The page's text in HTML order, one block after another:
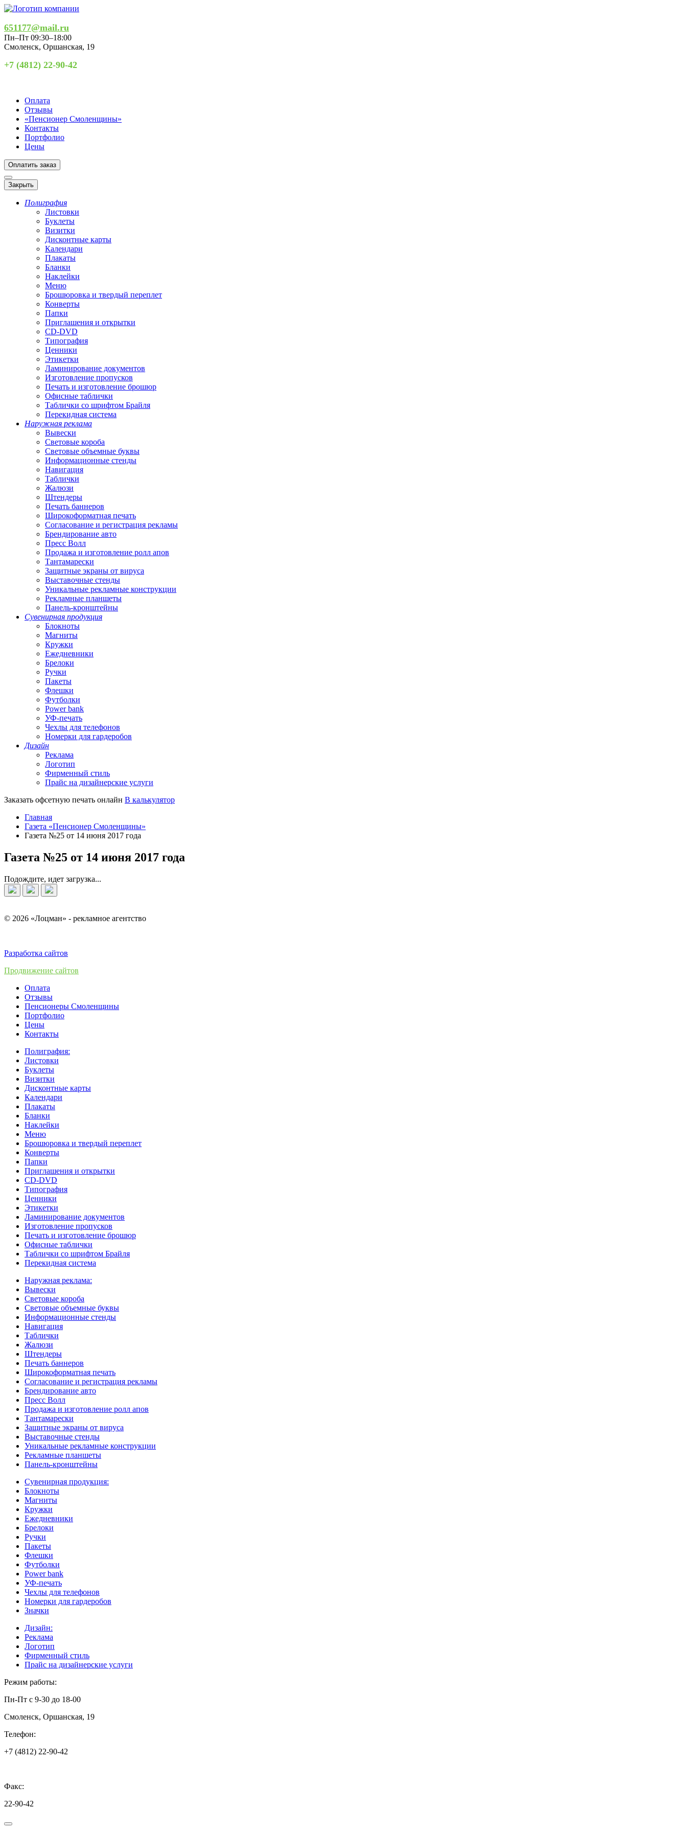
651177@mail.ru
Пн–Пт 09:30–18:00
Смоленск, Оршанская, 19
+7 (4812) 22-90-42
Оплата
Отзывы
«Пенсионер Смоленщины»
Контакты
Портфолио
Цены
Оплатить заказ
Закрыть
Полиграфия
Листовки
Буклеты
Визитки
Дисконтные карты
Календари
Плакаты
Бланки
Наклейки
Меню
Брошюровка и твердый переплет
Конверты
Папки
Приглашения и открытки
CD-DVD
Типография
Ценники
Этикетки
Ламинирование документов
Изготовление пропусков
Печать и изготовление брошюр
Офисные таблички
Таблички со шрифтом Брайля
Перекидная система
Наружная реклама
Вывески
Световые короба
Световые объемные буквы
Информационные стенды
Навигация
Таблички
Жалюзи
Штендеры
Печать баннеров
Широкоформатная печать
Согласование и регистрация рекламы
Брендирование авто
Пресс Волл
Продажа и изготовление ролл апов
Тантамарески
Защитные экраны от вируса
Выставочные стенды
Уникальные рекламные конструкции
Рекламные планшеты
Панель-кронштейны
Сувенирная продукция
Блокноты
Магниты
Кружки
Ежедневники
Брелоки
Ручки
Пакеты
Флешки
Футболки
Power bank
УФ-печать
Чехлы для телефонов
Номерки для гардеробов
Дизайн
Реклама
Логотип
Фирменный стиль
Прайс на дизайнерские услуги
Заказать офсетную печать онлайн В калькулятор
Главная
Газета «Пенсионер Смоленщины»
Газета №25 от 14 июня 2017 года
Газета №25 от 14 июня 2017 года
Подождите, идет загрузка...
© 2026 «Лоцман» - рекламное агентство
Разработка сайтов
Продвижение сайтов
Оплата
Отзывы
Пенсионеры Смоленщины
Портфолио
Цены
Контакты
Полиграфия:
Листовки
Буклеты
Визитки
Дисконтные карты
Календари
Плакаты
Бланки
Наклейки
Меню
Брошюровка и твердый переплет
Конверты
Папки
Приглашения и открытки
CD-DVD
Типография
Ценники
Этикетки
Ламинирование документов
Изготовление пропусков
Печать и изготовление брошюр
Офисные таблички
Таблички со шрифтом Брайля
Перекидная система
Наружная реклама:
Вывески
Световые короба
Световые объемные буквы
Информационные стенды
Навигация
Таблички
Жалюзи
Штендеры
Печать баннеров
Широкоформатная печать
Согласование и регистрация рекламы
Брендирование авто
Пресс Волл
Продажа и изготовление ролл апов
Тантамарески
Защитные экраны от вируса
Выставочные стенды
Уникальные рекламные конструкции
Рекламные планшеты
Панель-кронштейны
Сувенирная продукция:
Блокноты
Магниты
Кружки
Ежедневники
Брелоки
Ручки
Пакеты
Флешки
Футболки
Power bank
УФ-печать
Чехлы для телефонов
Номерки для гардеробов
Значки
Дизайн:
Реклама
Логотип
Фирменный стиль
Прайс на дизайнерские услуги
Режим работы:
Пн-Пт с 9-30 до 18-00
Смоленск, Оршанская, 19
Телефон:
+7 (4812) 22-90-42
Факс:
22-90-42